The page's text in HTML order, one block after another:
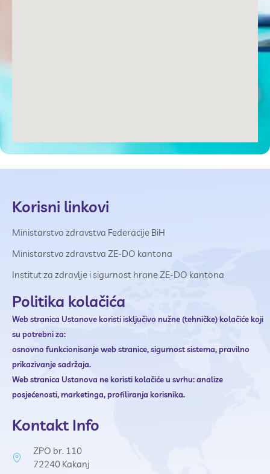
Korisni linkovi
Ministarstvo zdravstva Federacije BiH
Ministarstvo zdravstva ZE-DO kantona
Institut za zdravlje i sigurnost hrane ZE-DO kantona
Politika kolačića
Web stranica Ustanovekoristi isključivo nužne (tehničke) kolačiće koji
su potrebni za:
osnovno funkcionisanje web stranice,sigurnost sistema,pravilno
prikazivanje sadržaja.
Web stranica Ustanova nekoristi kolačiće u svrhu:analize
posjećenosti,marketinga,profiliranja korisnika.
Kontakt Info
ZPO br. 110
72240 Kakanj